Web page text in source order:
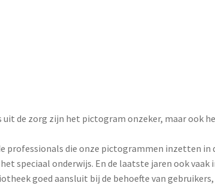
uit de zorg zijn het pictogram onzeker, maar ook
professionals die onze pictogrammen inzetten in
speciaal onderwijs. En de laatste jaren ook vaak
goed aansluit bij de behoefte van gebruikers,